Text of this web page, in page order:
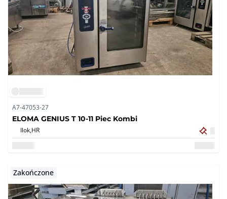
A7-47053-27
ELOMA GENIUS T 10-11 Piec Kombi
Ilok,HR
Zakończone